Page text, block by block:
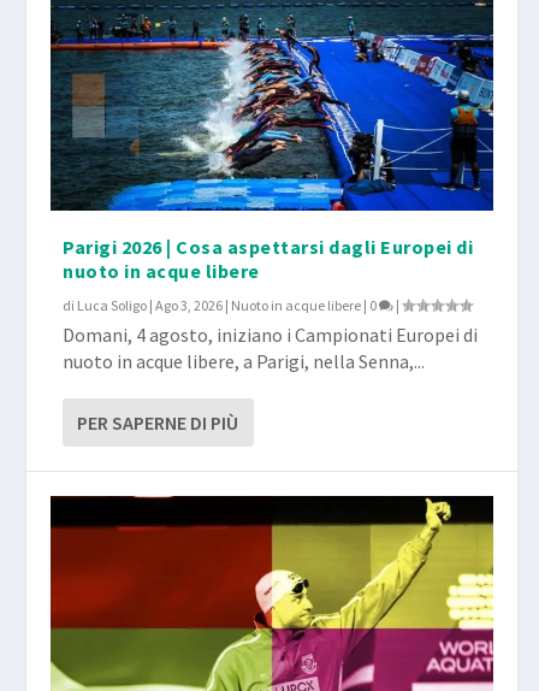
Parigi 2026 | Cosa aspettarsi dagli Europei di
nuoto in acque libere
di Luca Soligo |Ago 3, 2026 | Nuoto in acque libere | 0 |
Domani, 4 agosto, iniziano i Campionati Europei di
nuoto in acque libere, a Parigi, nella Senna,...
PER SAPERNE DI PIÙ